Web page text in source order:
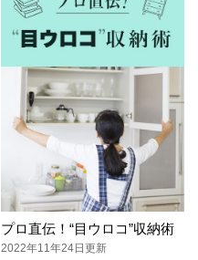
プロ直伝！“目ウロコ”収納術
2022年11年24日更新